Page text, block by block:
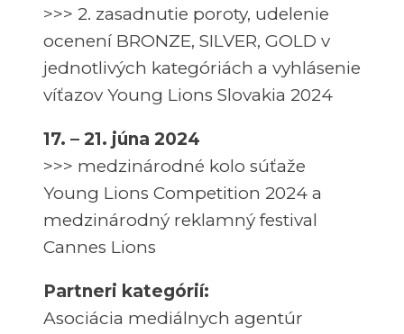
>>> 2. zasadnutie poroty, udelenie
ocenení BRONZE, SILVER, GOLD v
jednotlivých kategóriách a vyhlásenie
víťazov Young Lions Slovakia 2024
17. – 21. júna 2024
>>> medzinárodné kolo súťaže
Young Lions Competition 2024 a
medzinárodný reklamný festival
Cannes Lions
Partneri kategórií:
Asociácia mediálnych agentúr